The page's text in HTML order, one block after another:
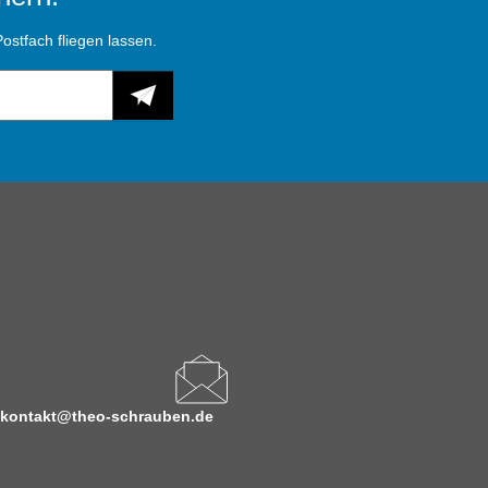
fliegen lassen.
kontakt@theo-schrauben.de